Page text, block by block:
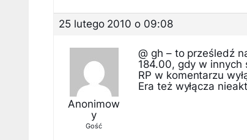
25 lutego 2010 o 09:08
Anonimow
y
Gość
@ gh – to prześledź
184.00, gdy w innych
RP w komentarzu
Era też wyłącza